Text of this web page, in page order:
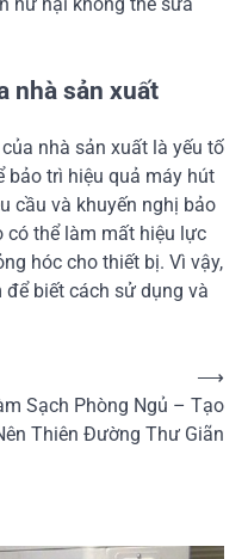
nhà sản xuất
nhà sản xuất là yếu tố
bảo trì hiệu quả máy hút
cầu và khuyến nghị bảo
có thể làm mất hiệu lực
hóc cho thiết bị. Vì vậy,
biết cách sử dụng và
Sạch Phòng Ngủ – Tạo
Thiên Đường Thư Giãn
⟶